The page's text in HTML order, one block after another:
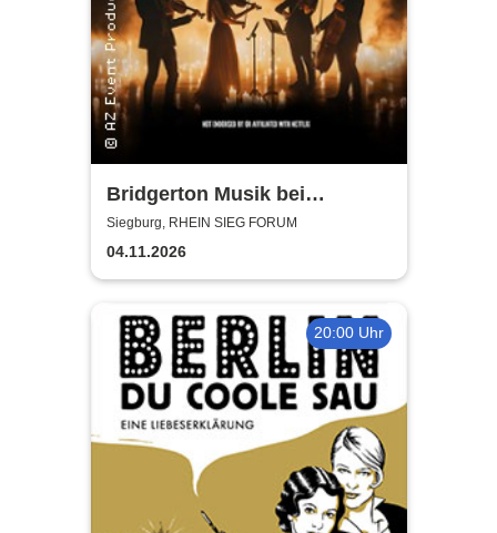
Bridgerton Musik bei
Kerzenschein
Siegburg, RHEIN SIEG FORUM
04.11.2026
20:00 Uhr